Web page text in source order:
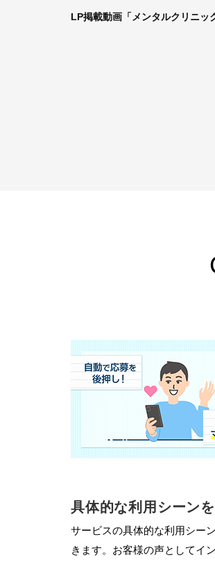
LP掲載動画「メンタルクリニッ
具体的な利用シーン
サービスの具体的な利用シー
きます。お客様の声としてイ